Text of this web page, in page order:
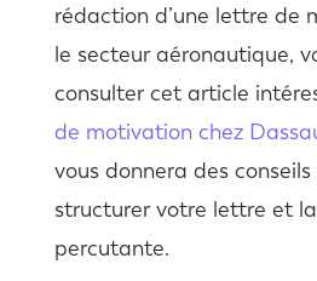
rédaction d’une lettre de
le secteur aéronautique,
consulter cet article
de motivation chez
vous donnera des
structurer votre lettre et
percutante.